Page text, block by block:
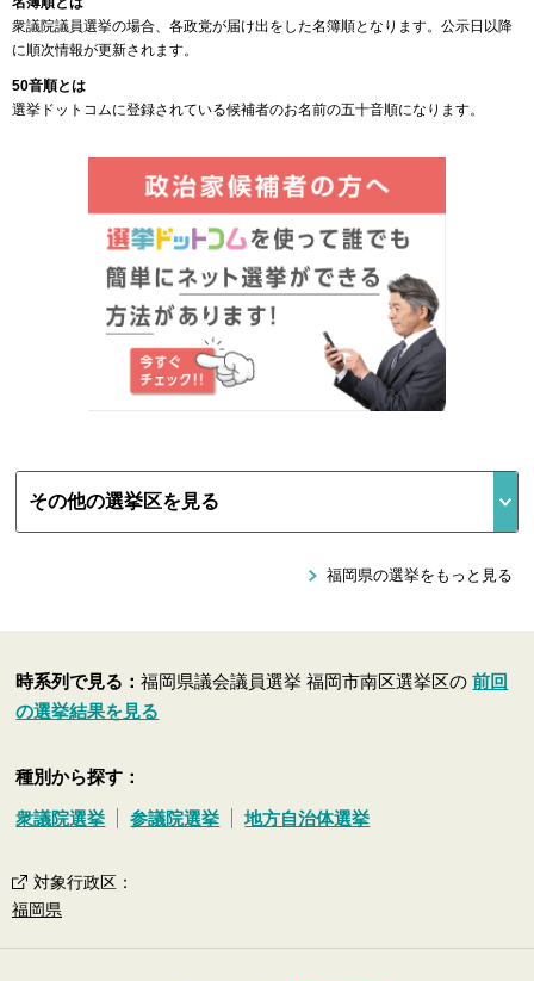
衆議院議員選挙の場合、各政党が届け出をした名簿順となります。公示日以降
に順次情報が更新されます。
50音順とは
選挙ドットコムに登録されている候補者のお名前の五十音順になります。
福岡県の選挙をもっと見る
時系列で見る：福岡県議会議員選挙 福岡市南区選挙区の前回
の選挙結果を見る
種別から探す：
衆議院選挙 参議院選挙 地方自治体選挙
対象行政区 ：
福岡県